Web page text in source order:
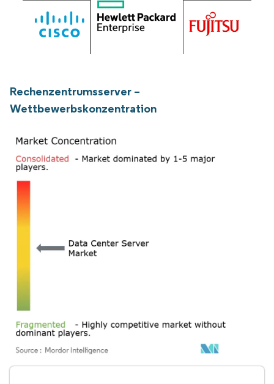
Rechenzentrumsserver –
Wettbewerbskonzentration